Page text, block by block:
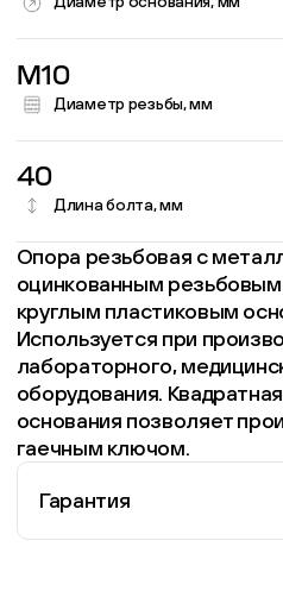
M10
Диаметр резьбы, мм
40
Длина болта, мм
Опора резьбовая с
оцинкованным
круглым пластиковым
Используется при
лабораторного,
оборудования.
основания позволяет
гаечным ключом.
Гарантия
Информация о